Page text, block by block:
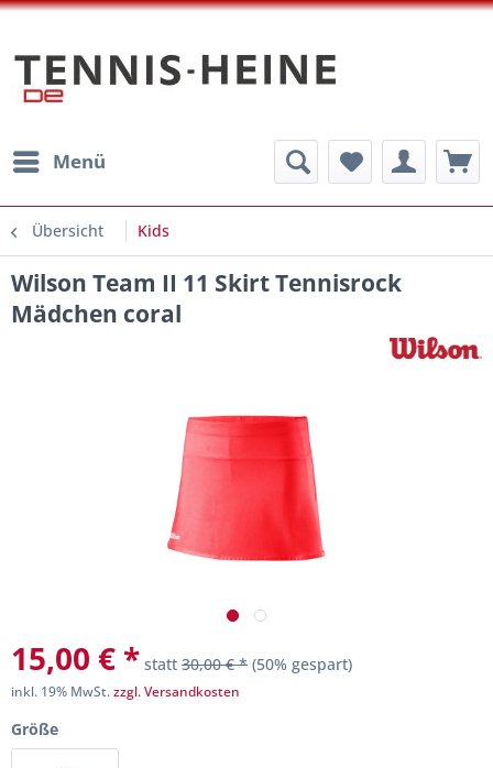
Menü
Übersicht Kids
Wilson Team II 11 Skirt Tennisrock
Mädchen coral
15,00 € * statt 30,00 € * (50% gespart)
inkl. 19% MwSt.zzgl. Versandkosten
Größe